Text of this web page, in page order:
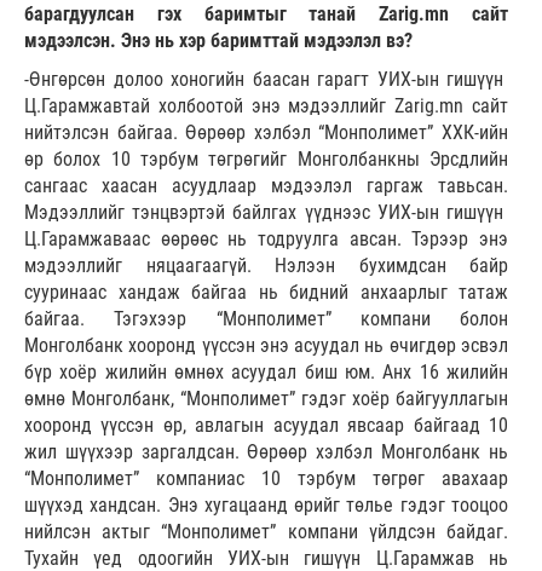
барагдуулсан гэх баримтыг танай Zarig.mn сайт
мэдээлсэн. Энэ нь хэр баримттай мэдээлэл вэ?
-Өнгөрсөн долоо хоногийн баасан гарагт УИХ-ын гишүүн
Ц.Гарамжавтай холбоотой энэ мэдээллийг Zarig.mn сайт
нийтэлсэн байгаа. Өөрөөр хэлбэл “Монполимет” ХХК-ийн
өр болох 10 тэрбум төгрөгийг Монголбанкны Эрсдлийн
сангаас хаасан асуудлаар мэдээлэл гаргаж тавьсан.
Мэдээллийг тэнцвэртэй байлгах үүднээс УИХ-ын гишүүн
Ц.Гарамжаваас өөрөөс нь тодруулга авсан. Тэрээр энэ
мэдээллийг няцаагаагүй. Нэлээн бухимдсан байр
сууринаас хандаж байгаа нь бидний анхаарлыг татаж
байгаа. Тэгэхээр “Монполимет” компани болон
Монголбанк хооронд үүссэн энэ асуудал нь өчигдөр эсвэл
бүр хоёр жилийн өмнөх асуудал биш юм. Анх 16 жилийн
өмнө Монголбанк, “Монполимет” гэдэг хоёр байгууллагын
хооронд үүссэн өр, авлагын асуудал явсаар байгаад 10
жил шүүхээр заргалдсан. Өөрөөр хэлбэл Монголбанк нь
“Монполимет” компаниас 10 тэрбум төгрөг авахаар
шүүхэд хандсан. Энэ хугацаанд өрийг төлье гэдэг тооцоо
нийлсэн актыг “Монполимет” компани үйлдсэн байдаг.
Тухайн үед одоогийн УИХ-ын гишүүн Ц.Гарамжав нь